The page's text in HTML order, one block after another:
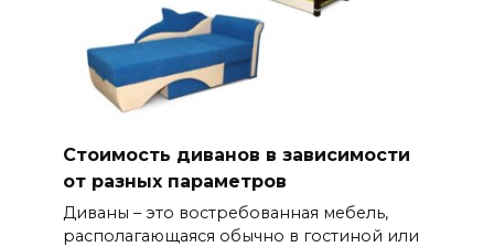
Стоимость диванов в зависимости
от разных параметров
Диваны – это востребованная мебель,
располагающаяся обычно в гостиной или